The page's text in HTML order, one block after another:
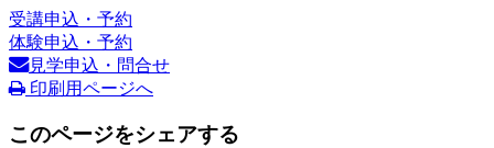
受講申込・予約
体験申込・予約
見学申込・問合せ
印刷用ページへ
このページをシェアする